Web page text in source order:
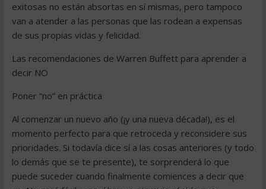
exitosas no están absortas en sí mismas, pero tampoco
van a atender a las personas que las rodean a expensas
de sus propias vidas y felicidad.
Las recomendaciones de Warren Buffett para aprender a
decir NO
Poner “no” en práctica
Al comenzar un nuevo año (¡y una nueva década!), es el
momento perfecto para que retroceda y reconsidere sus
prioridades. Si todavía dice sí a las cosas anteriores (y todo
lo demás que se te presente), te sorprenderá lo que
puede suceder cuando finalmente comiences a decir que